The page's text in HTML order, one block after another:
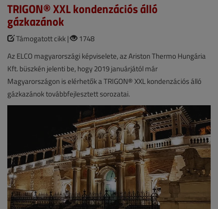
TRIGON® XXL kondenzációs álló
gázkazánok
Támogatott cikk |
1748
Az ELCO magyarországi képviselete, az Ariston Thermo Hungária
Kft. büszkén jelenti be, hogy 2019 januárjától már
Magyarországon is elérhetők a TRIGON® XXL kondenzációs álló
gázkazánok továbbfejlesztett sorozatai.